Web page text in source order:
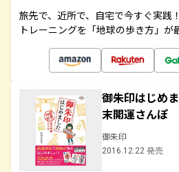
旅先で、近所で、自宅で今すぐ実践
トレーニングを「地球の歩き方」
御朱印はじめ
末開運さんぽ
御朱印
2016.12.22 発売